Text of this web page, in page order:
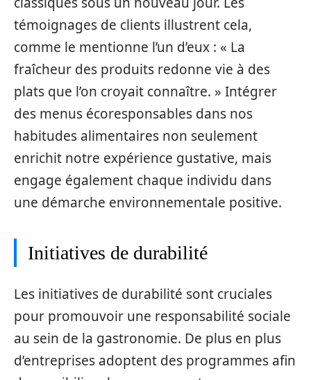
témoignages de clients illustrent cela,
comme le mentionne l’un d’eux : « La
fraîcheur des produits redonne vie à des
plats que l’on croyait connaître. » Intégrer
des menus écoresponsables dans nos
habitudes alimentaires non seulement
enrichit notre expérience gustative, mais
engage également chaque individu dans
une démarche environnementale positive.
Initiatives de durabilité
Les initiatives de durabilité sont cruciales
pour promouvoir une responsabilité sociale
au sein de la gastronomie. De plus en plus
d’entreprises adoptent des programmes afin